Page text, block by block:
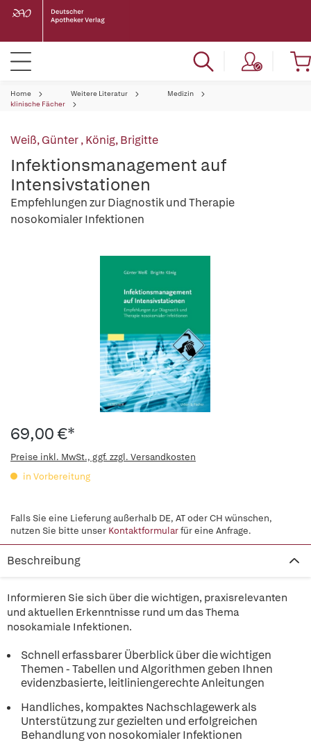
Home Weitere Literatur
Medizin
klinische Fächer
Weiß, Günter,König, Brigitte
Infektionsmanagement auf
Intensivstationen
Empfehlungen zur Diagnostik und Therapie
nosokomialer Infektionen
69,00 €*
Preise inkl. MwSt., ggf. zzgl. Versandkosten
in Vorbereitung
Falls Sie eine Lieferung außerhalb DE, AT oder CH wünschen,
nutzen Sie bitte unser Kontaktformularfür eine Anfrage.
Beschreibung
Informieren Sie sich über die wichtigen, praxisrelevanten
und aktuellen Erkenntnisse rund um das Thema
nosokamiale Infektionen.
Schnell erfassbarer Überblick über die wichtigen
Themen - Tabellen und Algorithmen geben Ihnen
evidenzbasierte, leitliniengerechte Anleitungen
Handliches, kompaktes Nachschlagewerk als
Unterstützung zur gezielten und erfolgreichen
Behandlung von nosokomialer Infektionen